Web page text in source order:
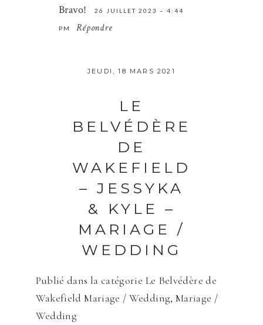
Save my name, email, and website in
Bravo!
26 JUILLET 2023 – 4:44
PM Répondre
JEUDI, 18 MARS 2021
LE
BELVÉDÈRE
DE
WAKEFIELD
– JESSYKA
& KYLE –
MARIAGE /
WEDDING
Publié dans la catégorie Le Belvédère de
Wakefield Mariage / Wedding,Mariage /
Wedding